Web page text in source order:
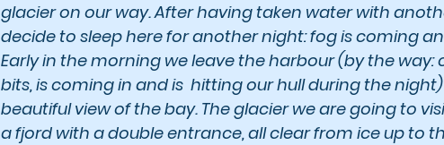
glacier on our way. After having taken water with
decide to sleep here for another night: fog is coming
Early in the morning we leave the harbour (by the way:
bits, is coming in and is  hitting our hull during the
beautiful view of the bay. The glacier we are going to
a fjord with a double entrance, all clear from ice up to